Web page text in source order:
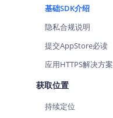
基础SDK介绍
隐私合规说明
提交AppStore必读
应用HTTPS解决方案
获取位置
持续定位